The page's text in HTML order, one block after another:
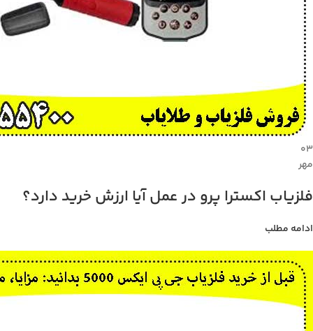
۰۳
مهر
فلزیاب اکسترا پرو در عمل آیا ارزش خرید دارد؟
ادامه مطلب